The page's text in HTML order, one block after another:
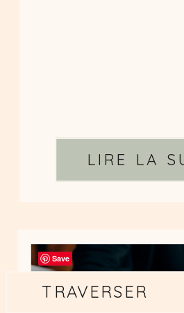
LIRE LA
TRAVERSER
Save